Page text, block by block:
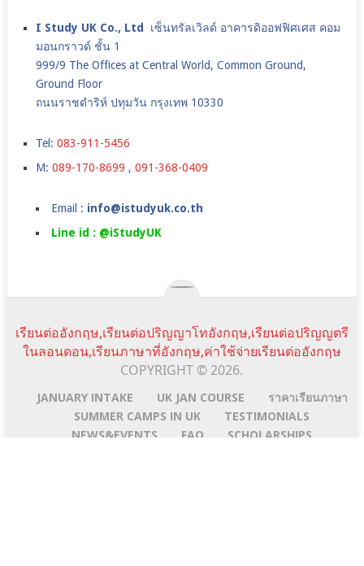
I Study UK Co., Ltd เซ็นทรัลเวิลด์ อาคารดิออฟฟิศเศส คอม
มอนกราวด์ ชั้น 1
999/9 The Offices at Central World, Common Ground,
Ground Floor
ถนนราชดำริห์ ปทุมวัน กรุงเทพ 10330
Tel: 083-911-5456
M: 089-170-8699 , 091-368-0409
Email : info@istudyuk.co.th
Line id : @iStudyUK
เรียนต่ออังกฤษ,เรียนต่อปริญญาโทอังกฤษ,เรียนต่อปริญญตรี
ในลอนดอน,เรียนภาษาที่อังกฤษ,ค่าใช้จ่ายเรียนต่ออังกฤษ
COPYRIGHT © 2026.
JANUARY INTAKE UK JAN COURSE
ราคาเรียนภาษา
SUMMER CAMPS IN UK
TESTIMONIALS
NEWS&EVENTS
FAQ SCHOLARSHIPS